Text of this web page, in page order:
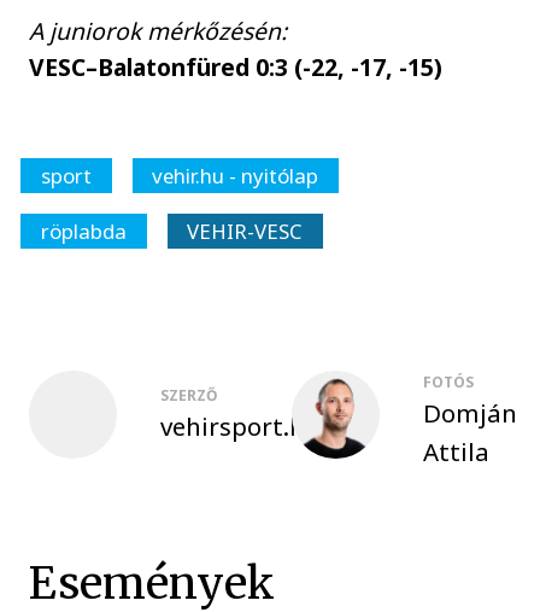
A juniorok mérkőzésén:
VESC–Balatonfüred 0:3 (-22, -17, -15)
sport
vehir.hu - nyitólap
röplabda
VEHIR-VESC
SZERZŐ
vehirsport.hu
FOTÓS
Domján
Attila
Események